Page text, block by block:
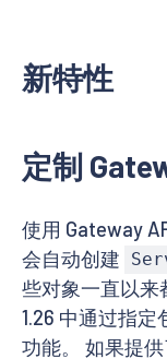
新特性
定制
使用 Gateway
会自动创建
些对象一直以来
1.26 中通过指定
功能。 如果提供